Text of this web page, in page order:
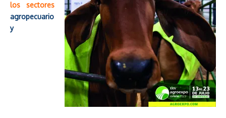
los sectores
agropecuario
y